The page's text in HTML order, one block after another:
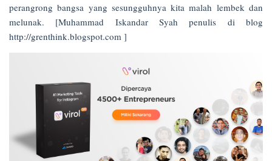
perangrong bangsa yang sesungguhnya kita malah lembek dan
melunak. [Muhammad Iskandar Syah penulis di blog
http://grenthink.blogspot.com ]